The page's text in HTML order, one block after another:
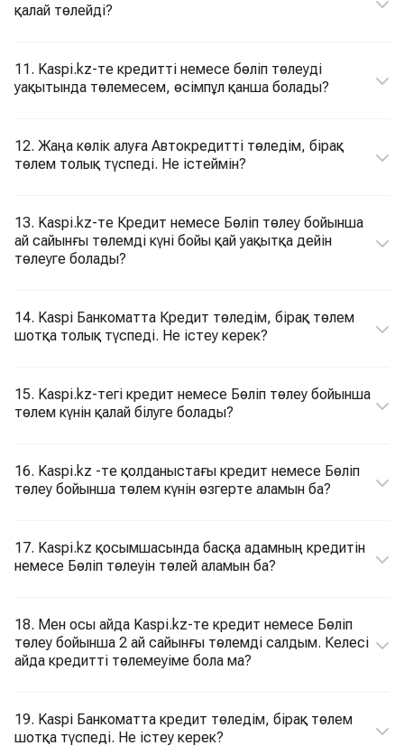
қалай төлейді?
11. Kaspi.kz-те кредитті немесе бөліп төлеуді
уақытында төлемесем, өсімпұл қанша болады?
12. Жаңа көлік алуға Автокредитті төледім, бірақ
төлем толық түспеді. Не істеймін?
13. Kaspi.kz-те Кредит немесе Бөліп төлеу бойынша
ай сайынғы төлемді күні бойы қай уақытқа дейін
төлеуге болады?
14. Kaspi Банкоматта Кредит төледім, бірақ төлем
шотқа толық түспеді. Не істеу керек?
15. Kaspi.kz-тегі кредит немесе Бөліп төлеу бойынша
төлем күнін қалай білуге болады?
16. Kaspi.kz -те қолданыстағы кредит немесе Бөліп
төлеу бойынша төлем күнін өзгерте аламын ба?
17. Kaspi.kz қосымшасында басқа адамның кредитін
немесе Бөліп төлеуін төлей аламын ба?
18. Мен осы айда Kaspi.kz-те кредит немесе Бөліп
төлеу бойынша 2 ай сайынғы төлемді салдым. Келесі
айда кредитті төлемеуіме бола ма?
19. Kaspi Банкоматта кредит төледім, бірақ төлем
шотқа түспеді. Не істеу керек?